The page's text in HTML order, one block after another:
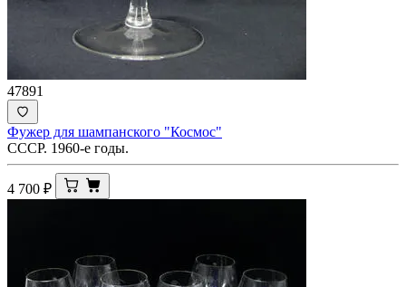
47891
Фужер для шампанского "Космос"
СССР. 1960-е годы.
4 700 ₽